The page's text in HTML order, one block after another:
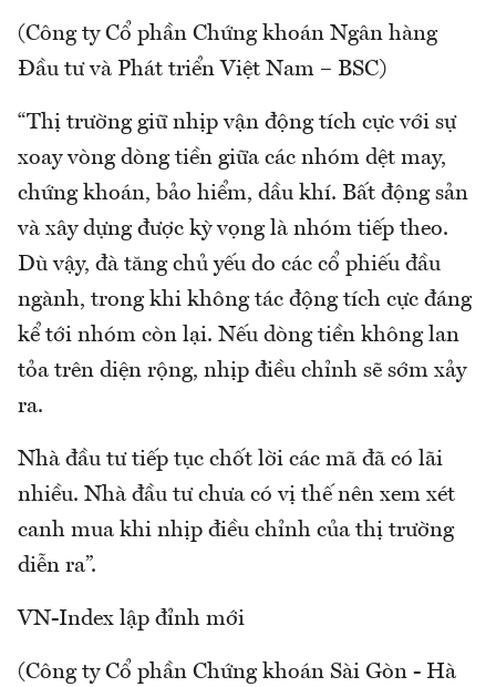
(Công ty Cổ phần Chứng khoán Ngân hàng
Đầu tư và Phát triển Việt Nam – BSC)
“Thị trường giữ nhịp vận động tích cực với sự
xoay vòng dòng tiền giữa các nhóm dệt may,
chứng khoán, bảo hiểm, dầu khí. Bất động sản
và xây dựng được kỳ vọng là nhóm tiếp theo.
Dù vậy, đà tăng chủ yếu do các cổ phiếu đầu
ngành, trong khi không tác động tích cực đáng
kể tới nhóm còn lại. Nếu dòng tiền không lan
tỏa trên diện rộng, nhịp điều chỉnh sẽ sớm xảy
ra.
Nhà đầu tư tiếp tục chốt lời các mã đã có lãi
nhiều. Nhà đầu tư chưa có vị thế nên xem xét
canh mua khi nhịp điều chỉnh của thị trường
diễn ra”.
VN-Index lập đỉnh mới
(Công ty Cổ phần Chứng khoán Sài Gòn - Hà